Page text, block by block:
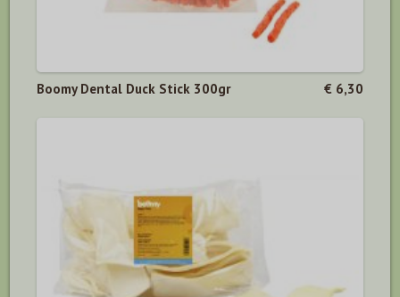
Boomy Dental Duck Stick 300gr € 6,30